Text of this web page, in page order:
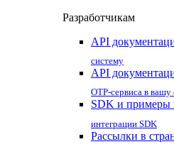
Разработчикам
API
систему
API
OTP-сервиса в вашу
SDK и примеры
интеграции SDK
Рассылки в